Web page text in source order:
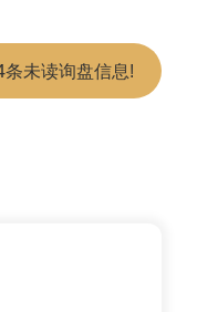
条未读询盘信息!